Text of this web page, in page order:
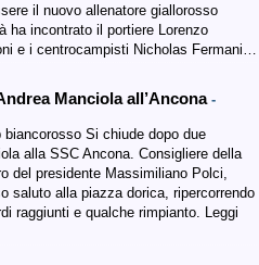
il nuovo allenatore giallorosso
ha incontrato il portiere Lorenzo
e i centrocampisti Nicholas Fermani…
Manciola all’Ancona -
Si chiude dopo due
alla SSC Ancona. Consigliere della
del presidente Massimiliano Polci,
saluto alla piazza dorica, ripercorrendo
raggiunti e qualche rimpianto. Leggi